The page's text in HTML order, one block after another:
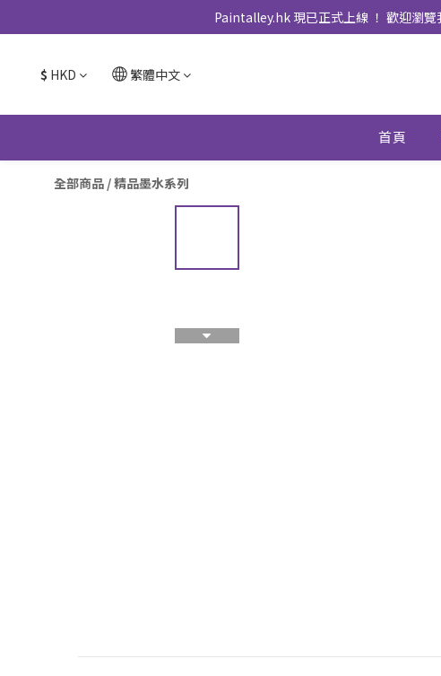
Paintalley.hk 現已正式上線 ！ 歡迎瀏
$ HKD 繁體中文
首頁
全部商品 /精品墨水系列